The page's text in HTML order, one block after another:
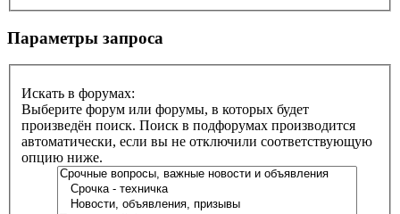
Параметры запроса
Искать в форумах:
Выберите форум или форумы, в которых будет
произведён поиск. Поиск в подфорумах производится
автоматически, если вы не отключили соответствующую
опцию ниже.